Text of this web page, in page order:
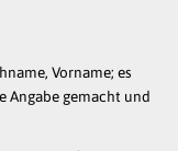
Vorname; es
Angabe gemacht und